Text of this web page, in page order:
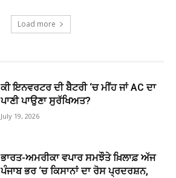
Load more
ਕੀ ਇਨਵਰਟਰ ਦੀ ਬੈਟਰੀ ‘ਚ ਮੀਂਹ ਜਾਂ AC ਦਾ
ਪਾਣੀ ਪਾਉਣਾ ਸੁਰੱਖਿਅਤ?
July 19, 2026
ਭਾਰਤ-ਅਮਰੀਕਾ ਵਪਾਰ ਸਮਝੌਤੇ ਖ਼ਿਲਾਫ਼ ਅੱਜ
ਪੰਜਾਬ ਭਰ ‘ਚ ਕਿਸਾਨਾਂ ਦਾ ਰੋਸ ਪ੍ਰਦਰਸ਼ਨ,